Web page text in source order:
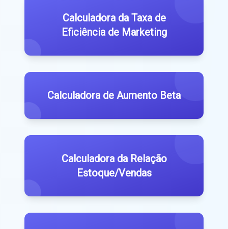
Calculadora da Taxa de
Eficiência de Marketing
Calculadora de Aumento Beta
Calculadora da Relação
Estoque/Vendas